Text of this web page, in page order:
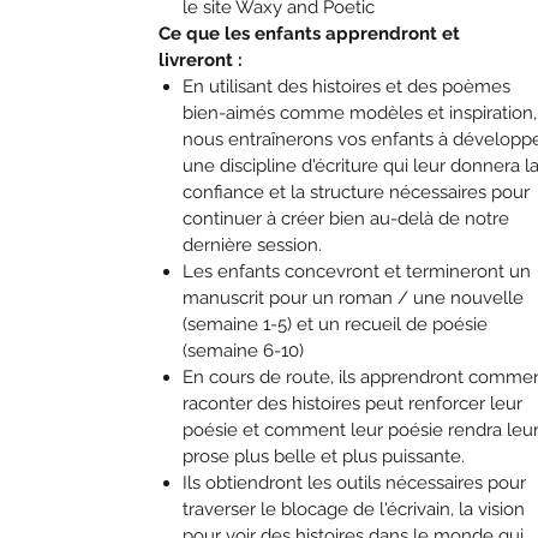
le site Waxy and Poetic
Ce que les enfants apprendront et
livreront :
En utilisant des histoires et des poèmes
bien-aimés comme modèles et inspiration,
nous entraînerons vos enfants à
une discipline d'écriture qui leur donnera la
confiance et la structure nécessaires pour
continuer à créer bien au-delà de notre
dernière session.
Les enfants concevront et termineront un
manuscrit pour un roman / une nouvelle
(semaine 1-5) et un recueil de poésie
(semaine 6-10)
En cours de route, ils apprendront
raconter des histoires peut renforcer leur
poésie et comment leur poésie rendra leur
prose plus belle et plus puissante.
Ils obtiendront les outils nécessaires pour
traverser le blocage de l'écrivain, la vision